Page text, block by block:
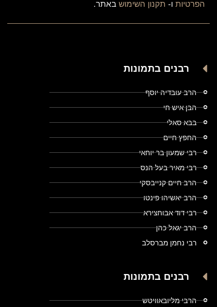
הפרטיות ו- תקנון השימוש באתר.
רבנים בתמונות
הרב עובדיה יוסף
הבן איש חי
בבא סאלי
החפץ חיים
רבי שמעון בר יוחאי
רבי מאיר בעל הנס
הרב חיים קנייבסקי
הרב יאשיהו פינטו
רבי דוד אבוחצירא
הרב יגאל כהן
רבי נחמן מברסלב
רבנים בתמונות
הרבי מליובאוויטש